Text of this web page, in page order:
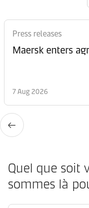
Press releases
Maersk enters
7 Aug 2026
Quel que soit
sommes là